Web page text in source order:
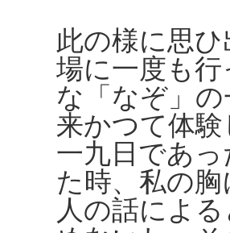
此の様に思
場に一度も
な「なぞ」
来かつて体
一九日であ
た時、私の
人の話によ